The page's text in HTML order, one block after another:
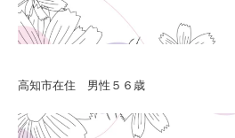
高知市在住 男性５６歳